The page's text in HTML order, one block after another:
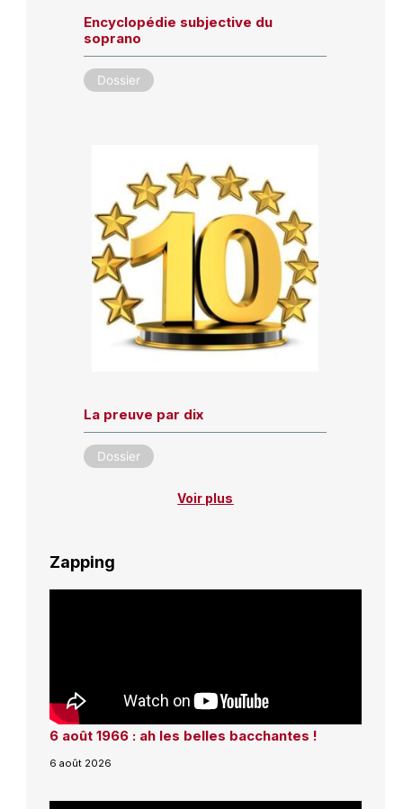
Encyclopédie subjective du
soprano
Dossier
La preuve par dix
Dossier
Voir plus
Zapping
6 août 1966 : ah les belles bacchantes !
6 août 2026